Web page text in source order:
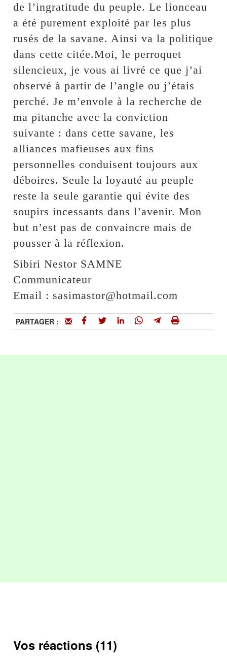
de l’ingratitude du peuple. Le lionceau
a été purement exploité par les plus
rusés de la savane. Ainsi va la politique
dans cette citée.Moi, le perroquet
silencieux, je vous ai livré ce que j’ai
observé à partir de l’angle ou j’étais
perché. Je m’envole à la recherche de
ma pitanche avec la conviction
suivante : dans cette savane, les
alliances mafieuses aux fins
personnelles conduisent toujours aux
déboires. Seule la loyauté au peuple
reste la seule garantie qui évite des
soupirs incessants dans l’avenir. Mon
but n’est pas de convaincre mais de
pousser à la réflexion.
Sibiri Nestor SAMNE
Communicateur
Email : sasimastor@hotmail.com
PARTAGER :
Vos réactions (11)